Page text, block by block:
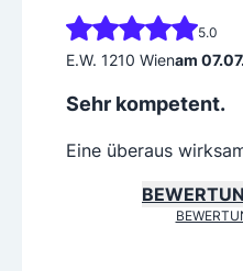
5.0
E.W. 1210 Wienam
Sehr kompetent.
Eine überaus